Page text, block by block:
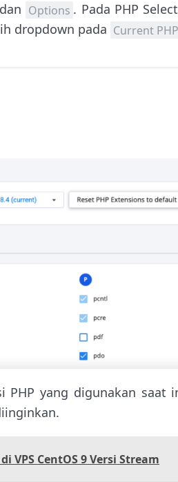
dan Options . Pada PHP
dropdown pada Current
PHP yang digunakan saat
VPS CentOS 9 Versi Stream